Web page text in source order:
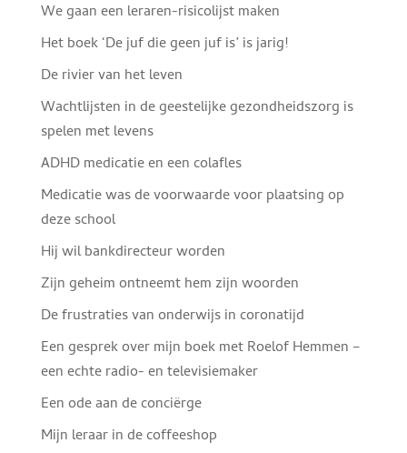
We gaan een leraren-risicolijst maken
Het boek ‘De juf die geen juf is’ is jarig!
De rivier van het leven
Wachtlijsten in de geestelijke gezondheidszorg is
spelen met levens
ADHD medicatie en een colafles
Medicatie was de voorwaarde voor plaatsing op
deze school
Hij wil bankdirecteur worden
Zijn geheim ontneemt hem zijn woorden
De frustraties van onderwijs in coronatijd
Een gesprek over mijn boek met Roelof Hemmen –
een echte radio- en televisiemaker
Een ode aan de conciërge
Mijn leraar in de coffeeshop